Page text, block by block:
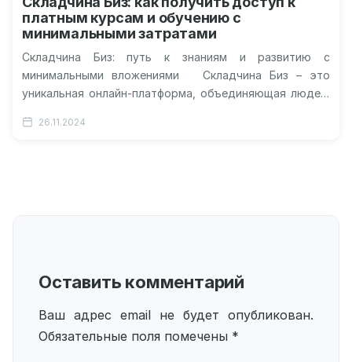
платным курсам и обучению с
минимальными затратами
Складчина Биз: путь к знаниям и развитию с
минимальными вложениями Складчина Биз – это
уникальная онлайн-платформа, объединяющая людей,
Здесь…
26.11.2024
Оставить комментарий
Ваш адрес email не будет опубликован.
Обязательные поля помечены *